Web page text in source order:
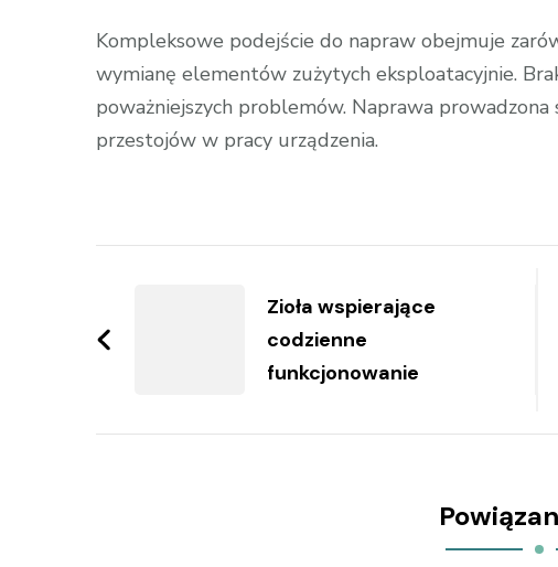
Kompleksowe podejście do napraw obejmuje
wymianę elementów zużytych eksploatacyjnie.
poważniejszych problemów. Naprawa
przestojów w pracy urządzenia.
wpisy
Zioła wspierające
codzienne
funkcjonowanie